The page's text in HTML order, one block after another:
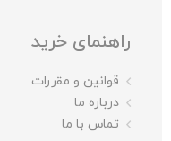
راهنمای خرید
قوانین و مقررات
درباره ما
تماس با ما